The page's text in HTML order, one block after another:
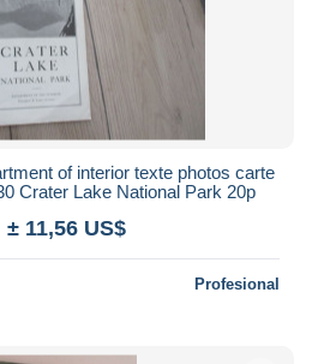
of interior texte photos carte
Crater Lake National Park 20p
± 11,56 US$
Profesional